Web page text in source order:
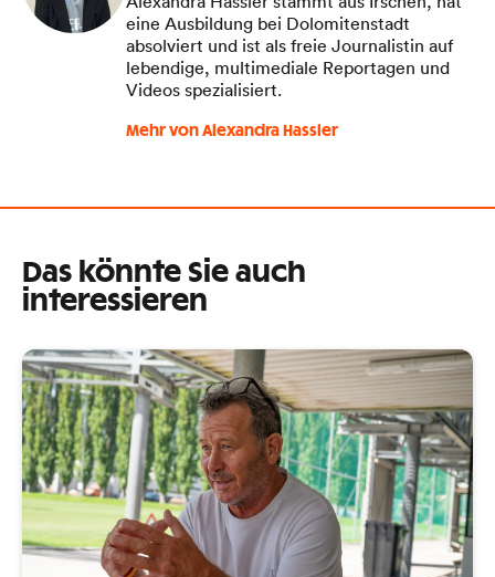
eine Ausbildung bei Dolomitenstadt
absolviert und ist als freie Journalistin auf
lebendige, multimediale Reportagen und
Videos spezialisiert.
Mehr von Alexandra Hassler
Das könnte Sie auch
interessieren